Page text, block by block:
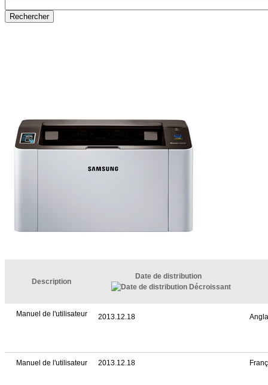
Description
Date de distribution
Manuel de l'utilisateur 2013.12.18
Manuel de l'utilisateur 2013.12.18